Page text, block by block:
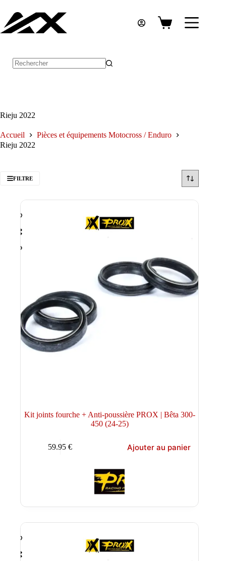
contenu
Panier
Rieju 2022
Accueil
Pièces et équipements Motocross / Enduro
Rieju 2022
FILTRE
Kit joints fourche + Anti-poussière PROX | Bêta 300-
450 (24-25)
59.95€ Ajouter au panier